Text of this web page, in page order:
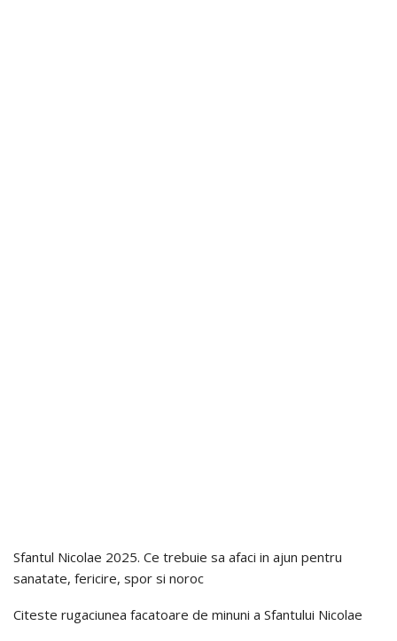
Sfantul Nicolae 2025. Ce trebuie sa afaci in ajun pentru
sanatate, fericire, spor si noroc
Citeste rugaciunea facatoare de minuni a Sfantului Nicolae